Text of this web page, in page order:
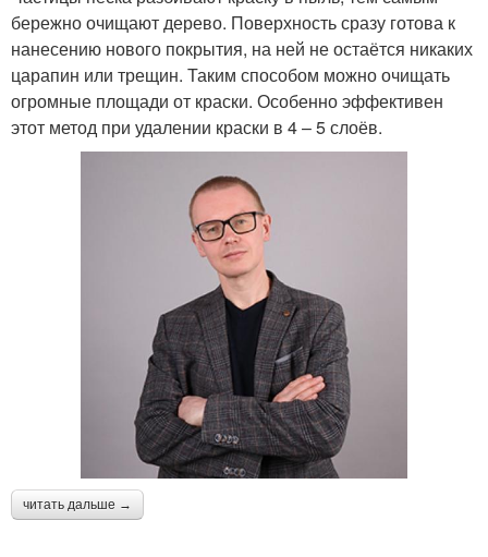
бережно очищают дерево. Поверхность сразу готова к
нанесению нового покрытия, на ней не остаётся никаких
царапин или трещин. Таким способом можно очищать
огромные площади от краски. Особенно эффективен
этот метод при удалении краски в 4 – 5 слоёв.
читать дальше →